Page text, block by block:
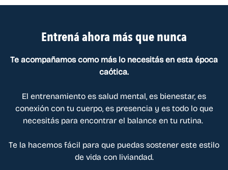
Entrená ahora más que nunca
Te acompañamos como más lo necesitás en esta época
caótica.
El entrenamiento es salud mental, es bienestar, es
conexión con tu cuerpo, es presencia y es todo lo que
necesitás para encontrar el balance en tu rutina.
Te la hacemos fácil para que puedas sostener este estilo
de vida con liviandad.